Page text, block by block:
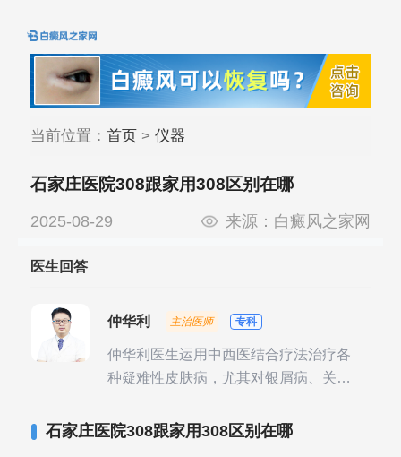
当前位置： 首页> 仪器
石家庄医院308跟家用308区别在哪
2025-08-29 来源： 白癜风之家网
医生回答
仲华利 主治医师 专科
仲华利医生运用中西医结合疗法治疗各
种疑难性皮肤病，尤其对银屑病、关节
石家庄医院308跟家用308区别在哪